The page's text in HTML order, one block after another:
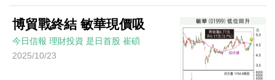
博貿戰終結 敏華現價吸
今日信報 理財投資 是日首股 崔碩
2025/10/23